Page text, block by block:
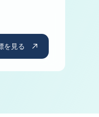
を見る